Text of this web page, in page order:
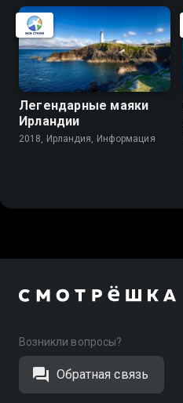
Легендарные маяки
Ирландии
2018, Ирландия, Информация
Возникли вопросы?
Обратная связь